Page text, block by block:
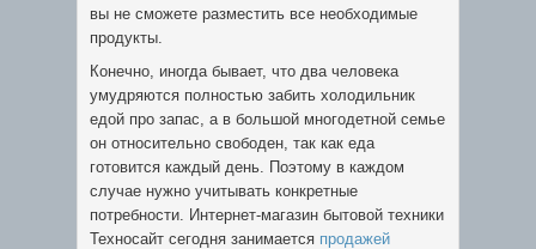
вы не сможете разместить все необходимые
продукты.
Конечно, иногда бывает, что два человека
умудряются полностью забить холодильник
едой про запас, а в большой многодетной семье
он относительно свободен, так как еда
готовится каждый день. Поэтому в каждом
случае нужно учитывать конкретные
потребности. Интернет-магазин бытовой техники
Техносайт сегодня занимается продажей